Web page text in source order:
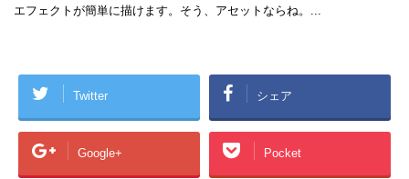
エフェクトが簡単に描けます。そう、アセットならね。...
Twitter シェア
Google+ Pocket